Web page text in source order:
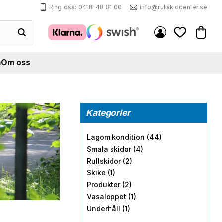
Ring oss: 0418-48 81 00 info@rullskidcenter.se
Om oss
Kategorier
Lagom kondition (44)
Smala skidor (4)
Rullskidor (2)
Skike (1)
Produkter (2)
Vasaloppet (1)
Underhåll (1)